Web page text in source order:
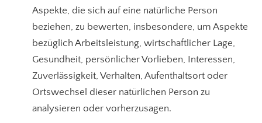
Aspekte, die sich auf eine natürliche Person
beziehen, zu bewerten, insbesondere, um Aspekte
bezüglich Arbeitsleistung, wirtschaftlicher Lage,
Gesundheit, persönlicher Vorlieben, Interessen,
Zuverlässigkeit, Verhalten, Aufenthaltsort oder
Ortswechsel dieser natürlichen Person zu
analysieren oder vorherzusagen.